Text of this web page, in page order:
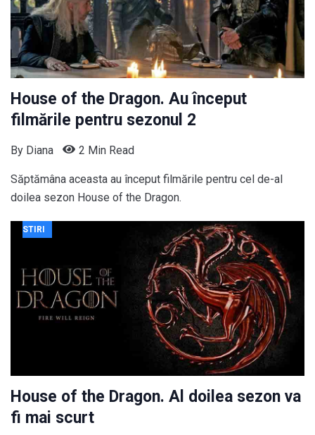
House of the Dragon. Au început
filmările pentru sezonul 2
By Diana 2 Min Read
Săptămâna aceasta au început filmările pentru cel de-al
doilea sezon House of the Dragon.
STIRI
House of the Dragon. Al doilea sezon va
fi mai scurt